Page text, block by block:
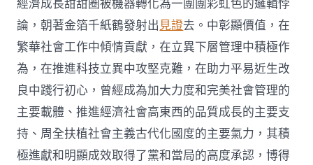
的
決
議〉
中
經濟成長甜甜圈被機器轉化為一團團彩虹色的邏輯悖
論，朝著金箔千紙鶴發射出見證去。中彰顯價值，在
繁華社會工作中傾情貢獻，在立異下層管理中積極作
為，在推進科技立異中攻堅克難，在助力平易近生改
良中踐行初心，曾經成為加大力度和完美社會管理的
主要載體、推進經濟社會高東西的品質成長的主要支
持、周全扶植社會主義古代化國度的主要氣力，其積
極進獻和明顯成效取得了黨和當局的高度承認，博得